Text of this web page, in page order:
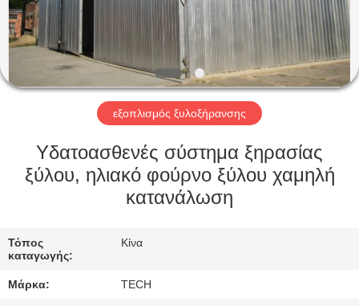
ΠΕΡΊΠΟΥ
ΕΜΕΊΣ
ΓΎΡΟΣ
ΕΡΓΟΣΤΑΣΊΩΝ
ΠΟΙΟΤΙΚΌΣ
ΜΑΣ
ΕΛΆΤΕ
εξοπλισμός ξυλοξήρανσης
Υδατοασθενές σύστημα ξηρασίας
ξύλου, ηλιακό φούρνο ξύλου χαμηλή
κατανάλωση
Τόπος
καταγωγής:
Κίνα
Μάρκα: TECH